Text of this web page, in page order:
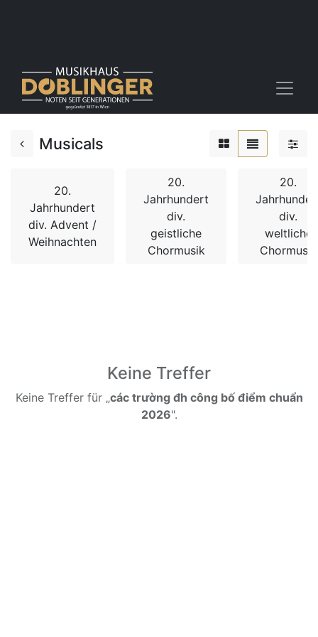
Musicals
20.
Jahrhundert
div. Advent /
Weihnachten
20.
Jahrhundert
div.
geistliche
Chormusik
20.
div.
weltliche
Chormusik
Keine Treffer
Keine Treffer für „các trường đh công bố điểm chuẩn
2026".